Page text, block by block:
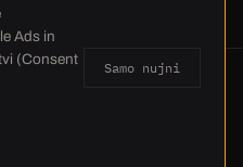
26 · 26188 Edewecht
europe.com ·
Ads in
(Consent
Samo nujni